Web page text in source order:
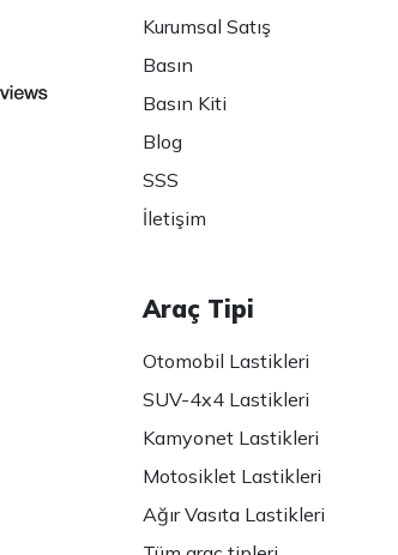
Kurumsal Satış
Basın
Basın Kiti
Blog
SSS
İletişim
Araç Tipi
Otomobil Lastikleri
SUV-4x4 Lastikleri
Kamyonet Lastikleri
Motosiklet Lastikleri
Ağır Vasıta Lastikleri